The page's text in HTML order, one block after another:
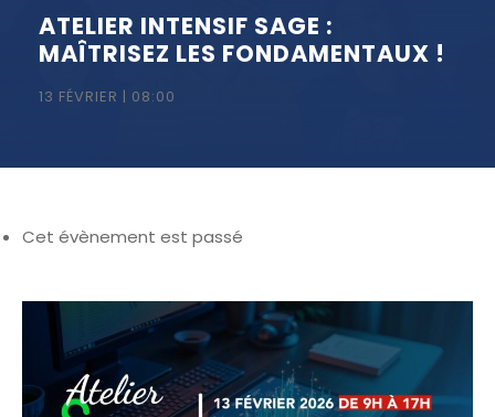
ATELIER INTENSIF SAGE :
MAÎTRISEZ LES FONDAMENTAUX !
13 FÉVRIER | 08:00
Cet évènement est passé